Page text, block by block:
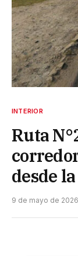
INTERIOR
Ruta
desde
9 de mayo de 2026